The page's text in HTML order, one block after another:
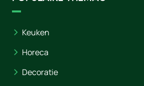
Keuken
Horeca
Decoratie